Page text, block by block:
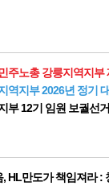
강릉지역지부 제12기 임원
부 2026년 정기 대의원
12기 임원 보궐선거 후
년노동자 사망사고의 철저한 진상규명